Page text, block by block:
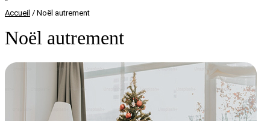
Accueil / Noël autrement
Noël autrement